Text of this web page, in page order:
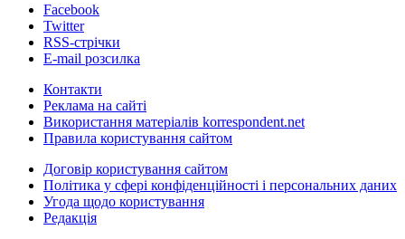
Facebook
Twitter
RSS-стрічки
E-mail розсилка
Контакти
Реклама на сайті
Використання матеріалів korrespondent.net
Правила користування сайтом
Договір користування сайтом
Політика у сфері конфіденційності і персональних даних
Угода щодо користування
Редакція